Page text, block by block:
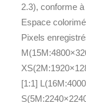
2.3), conforme
Espace
Pixels
[1:1]